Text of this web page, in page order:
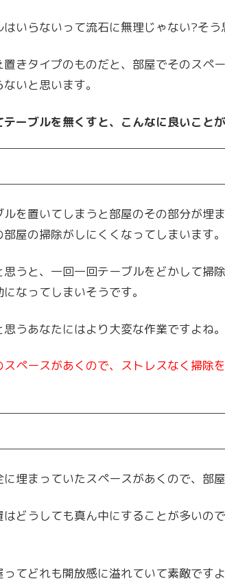
いらないって流石に無理じゃない?そう
置きタイプのものだと、部屋でそのスペ
いと思います。
ーブルを無くすと、こんなに良いこと
を置いてしまうと部屋のその部分が埋
屋の掃除がしにくくなってしまいます。
うと、一回一回テーブルをどかして掃
なってしまいそうです。
うあなたにはより大変な作業ですよね。
ペースがあくので、ストレスなく掃除
埋まっていたスペースがあくので、部屋
どうしても真ん中にすることが多いの
てどれも開放感に溢れていて素敵ですよ